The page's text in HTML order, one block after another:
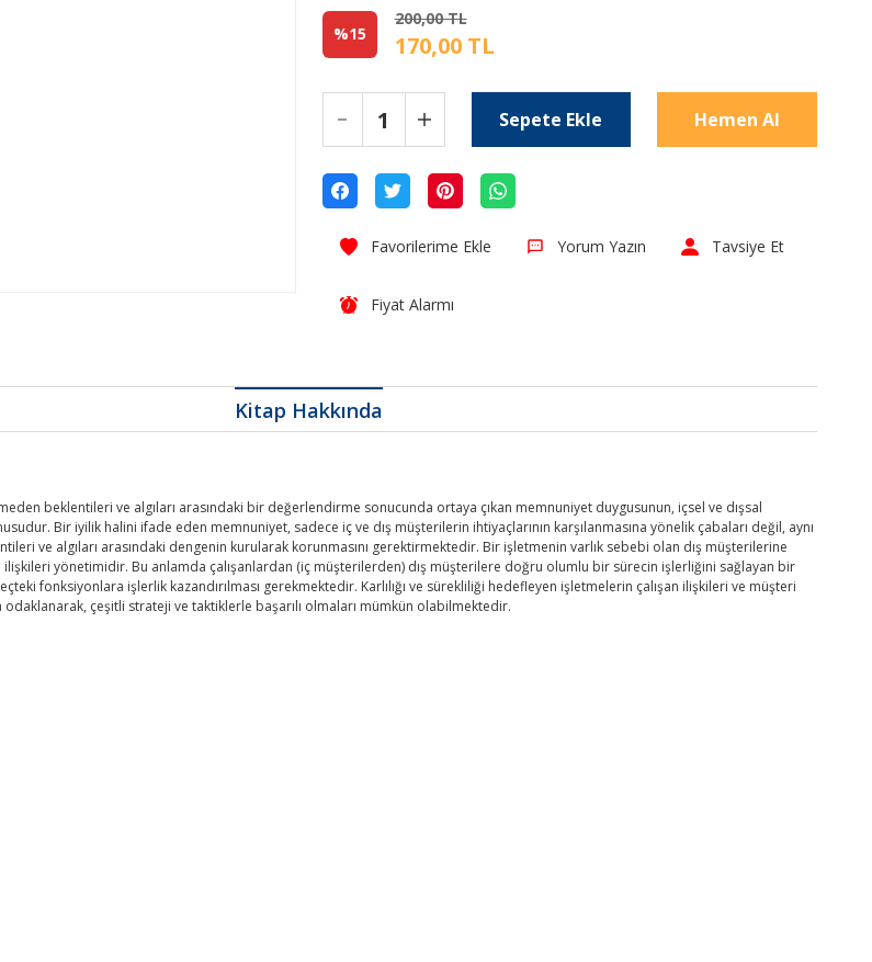
%15
200,00 TL
170,00 TL
Sepete Ekle Hemen Al
Yorum Yazın Tavsiye Et
Fiyat Alarmı
Kitap Hakkında
beklentileri ve algıları arasındaki bir değerlendirme sonucunda ortaya çıkan memnuniyet duygusunun, içsel ve dışsal
Bir iyilik halini ifade eden memnuniyet, sadece iç ve dış müşterilerin ihtiyaçlarının karşılanmasına yönelik çabaları değil, aynı
ve algıları arasındaki dengenin kurularak korunmasını gerektirmektedir. Bir işletmenin varlık sebebi olan dış müşterilerine
ilişkileri yönetimidir. Bu anlamda çalışanlardan (iç müşterilerden) dış müşterilere doğru olumlu bir sürecin işlerliğini sağlayan bir
fonksiyonlara işlerlik kazandırılması gerekmektedir. Karlılığı ve sürekliliği hedefleyen işletmelerin çalışan ilişkileri ve müşteri
çeşitli strateji ve taktiklerle başarılı olmaları mümkün olabilmektedir.